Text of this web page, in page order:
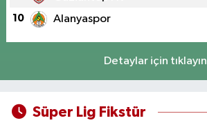
10 Alanyaspor
Detaylar için tıklayın
Süper Lig Fikstür